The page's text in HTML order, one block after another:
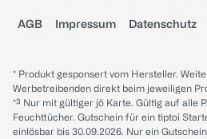
AGB Impressum Datenschutz
* Produkt gesponsert vom Hersteller.
Werbetreibenden direkt beim jeweiligen
*³ Nur mit gültiger jö Karte. Gültig auf alle
Feuchttücher. Gutschein für ein tiptoi
einlösbar bis 30.09.2026. Nur ein